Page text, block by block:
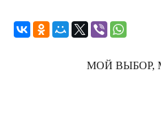
МОЙ ВЫБОР,